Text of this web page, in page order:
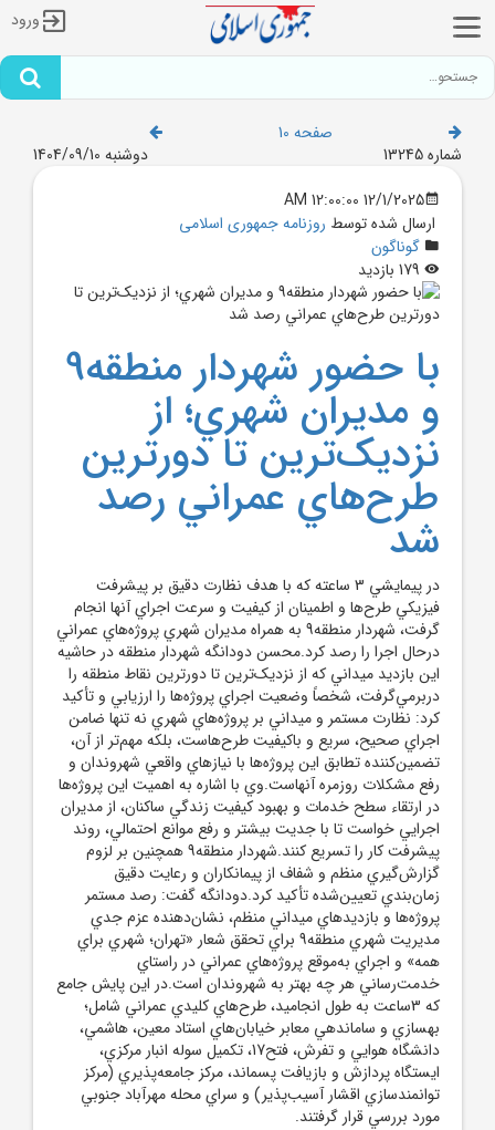
ورود
صفحه 10
شماره 13245
دوشنبه 1404/09/10
12/1/2025 12:00:00 AM
ارسال شده توسط روزنامه جمهوری اسلامی
گوناگون
با حضور شهردار منطقه9
و مديران شهري؛ از
نزديک‌ترين تا دورترين
طرح‌هاي عمراني رصد
شد
در پيمايشي 3 ساعته که با هدف نظارت دقيق بر پيشرفت
فيزيکي طرح‌ها و اطمينان از کيفيت و سرعت اجراي آنها انجام
گرفت، شهردار منطقه9 به همراه مديران شهري پروژه‌هاي عمراني
درحال اجرا را رصد کرد.محسن دودانگه شهردار منطقه در حاشيه
اين بازديد ميداني که از نزديک‌ترين تا دورترين نقاط منطقه را
دربرمي‌گرفت، شخصاً وضعيت اجراي پروژه‌ها را ارزيابي و تأکيد
کرد: نظارت مستمر و ميداني بر پروژه‌هاي شهري نه تنها ضامن
اجراي صحيح، سريع و باکيفيت طرح‌هاست، بلکه مهم‌تر از آن،
تضمين‌کننده تطابق اين پروژه‌ها با نيازهاي واقعي شهروندان و
رفع مشکلات روزمره آنهاست.وي با اشاره به اهميت اين پروژه‌ها
در ارتقاء سطح خدمات و بهبود کيفيت زندگي ساکنان، از مديران
اجرايي خواست تا با جديت بيشتر و رفع موانع احتمالي، روند
پيشرفت کار را تسريع کنند.شهردار منطقه9 همچنين بر لزوم
گزارش‌گيري منظم و شفاف از پيمانکاران و رعايت دقيق
زمان‌بندي تعيين‌شده تأکيد کرد.دودانگه گفت: رصد مستمر
پروژه‌ها و بازديد‌هاي ميداني منظم، نشان‌دهنده عزم جدي
مديريت شهري منطقه9 براي تحقق شعار «تهران؛ شهري براي
همه» و اجراي به‌موقع پروژه‌هاي عمراني در راستاي
خدمت‌رساني هر چه بهتر به شهروندان است.در اين پايش جامع
که 3ساعت به طول انجاميد، طرح‌هاي کليدي عمراني شامل؛
بهسازي و ساماندهي معابر خيابان‌هاي استاد معين، هاشمي،
دانشگاه هوايي و تفرش، فتح17، تکميل سوله انبار مرکزي،
ايستگاه پردازش و بازيافت پسماند، مرکز جامعه‌پذيري (مرکز
توانمندسازي اقشار آسيب‌پذير) و سراي محله مهرآباد جنوبي
مورد بررسي قرار گرفتند.